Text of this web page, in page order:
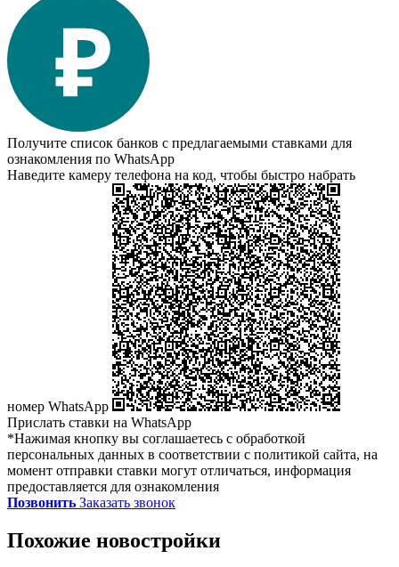
Получите список банков с предлагаемыми ставками для
ознакомления по WhatsApp
Наведите камеру телефона на код, чтобы быстро набрать
номер WhatsApp
Прислать ставки на WhatsApp
*Нажимая кнопку вы соглашаетесь с обработкой
персональных данных в соответствии с политикой сайта, на
момент отправки ставки могут отличаться, информация
предоставляется для ознакомления
Позвонить Заказать звонок
Похожие новостройки